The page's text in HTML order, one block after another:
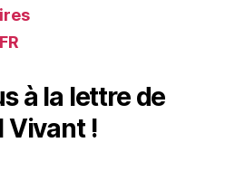
à la lettre de
Vivant !